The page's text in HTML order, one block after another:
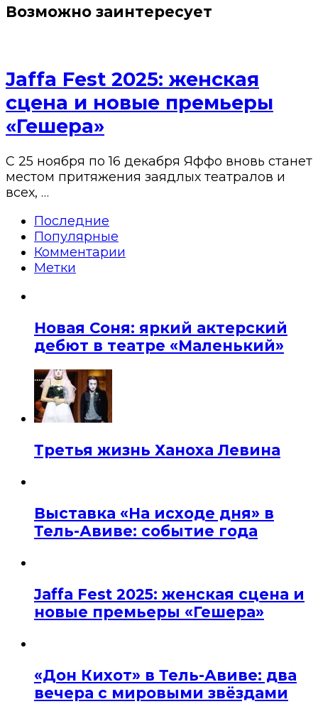
Возможно заинтересует
Jaffa Fest 2025: женская
сцена и новые премьеры
«Гешера»
С 25 ноября по 16 декабря Яффо вновь станет
местом притяжения заядлых театралов и
всех, …
Последние
Популярные
Комментарии
Метки
Новая Соня: яркий актерский
дебют в театре «Маленький»
Третья жизнь Ханоха Левина
Выставка «На исходе дня» в
Тель-Авиве: событие года
Jaffa Fest 2025: женская сцена и
новые премьеры «Гешера»
«Дон Кихот» в Тель-Авиве: два
вечера с мировыми звёздами